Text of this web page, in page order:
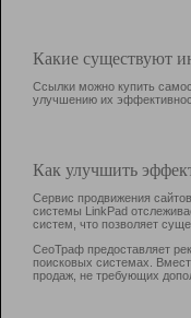
Какие существуют
Ссылки можно купить
улучшению их
Как улучшить
Сервис продвижения
системы LinkPad
систем, что позволяет
СеоТраф предоставляет
поисковых системах.
продаж, не требующих